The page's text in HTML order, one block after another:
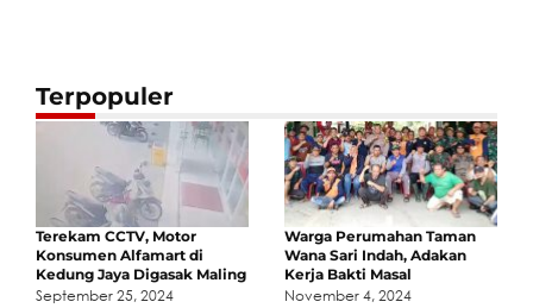
Terpopuler
Terekam CCTV, Motor
Konsumen Alfamart di
Kedung Jaya Digasak Maling
September 25, 2024
Warga Perumahan Taman
Wana Sari Indah, Adakan
Kerja Bakti Masal
November 4, 2024